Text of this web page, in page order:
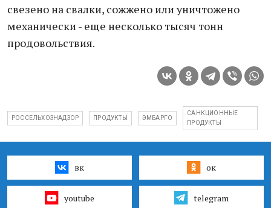
свезено на свалки, сожжено или уничтожено
механически - еще несколько тысяч тонн
продовольствия.
РОССЕЛЬХОЗНАДЗОР ПРОДУКТЫ ЭМБАРГО
САНКЦИОННЫЕ
ПРОДУКТЫ
вк ок
youtube telegram